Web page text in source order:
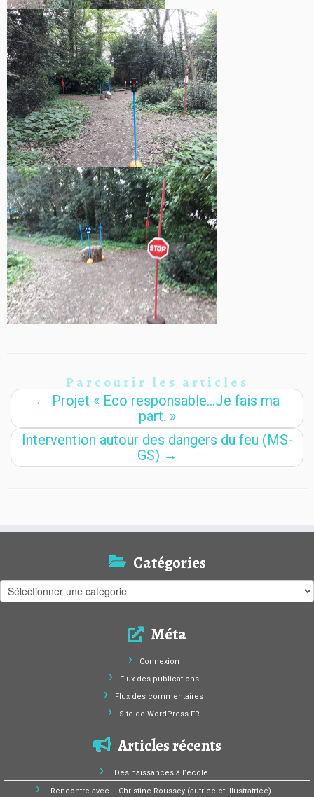
Parcourir les articles
← Projet « Eco responsable…Je fais ma
part. »
Intervention autour des dangers du feu (MS-
GS) →
Catégories
Catégories
Méta
Connexion
Flux des publications
Flux des commentaires
Site de WordPress-FR
Articles récents
Des naissances à l’école
Rencontre avec … Christine Roussey (autrice et illustratrice)